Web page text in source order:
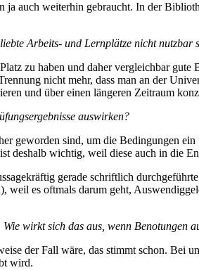
auch weiterhin gebraucht. In der
Arbeits- und Lernplätze nicht
zu haben und daher vergleichbar
nicht mehr, dass man an der
und über einen längeren Zeitraum
auswirken?
geworden sind, um die Bedingungen
deshalb wichtig, weil diese auch in die
gerade schriftlich
es oftmals darum geht,
wirkt sich das aus, wenn Benotungen
der Fall wäre, das stimmt schon. Bei
wird.